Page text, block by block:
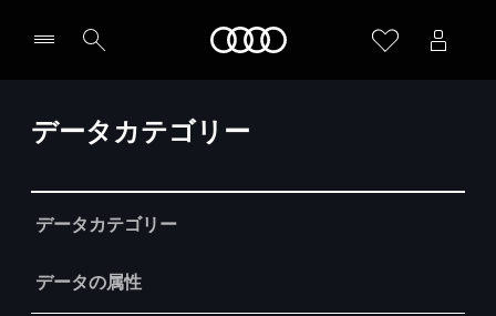
データカテゴリー
データカテゴリー
データの属性